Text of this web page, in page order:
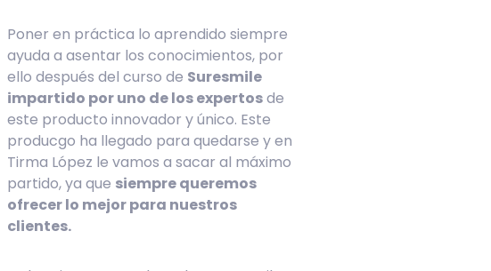
Poner en práctica lo aprendido siempre
ayuda a asentar los conocimientos, por
ello después del curso de Suresmile
impartido por uno de los expertosde
este producto innovador y único. Este
producgo ha llegado para quedarse y en
Tirma López le vamos a sacar al máximo
partido, ya que siempre queremos
ofrecer lo mejor para nuestros
clientes.